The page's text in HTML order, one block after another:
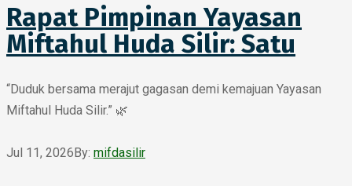
Rapat Pimpinan Yayasan
Miftahul Huda Silir: Satu
“Duduk bersama merajut gagasan demi kemajuan Yayasan
Miftahul Huda Silir.” 🌿
Jul 11, 2026 By: mifdasilir